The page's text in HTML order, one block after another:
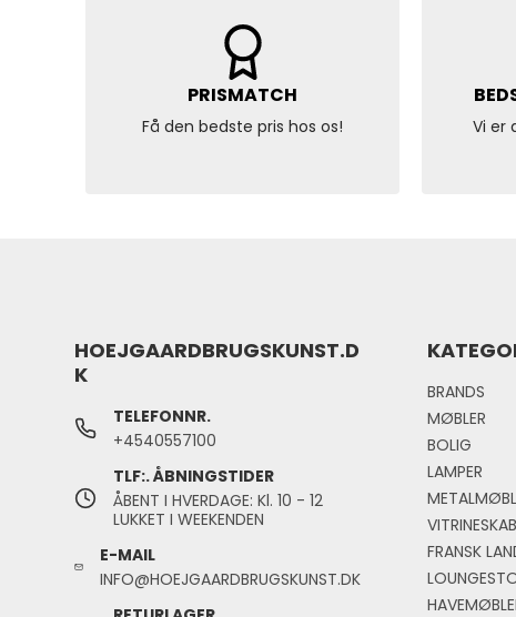
PRISMATCH
Få den bedste pris hos os! Vi er
HOEJGAARDBRUGSKUNST.D
K
TELEFONNR.
+4540557100
TLF:. ÅBNINGSTIDER
ÅBENT I HVERDAGE: Kl. 10 - 12
LUKKET I WEEKENDEN
E-MAIL
INFO@HOEJGAARDBRUGSKUNST.DK
BRANDS
MØBLER
BOLIG
LAMPER
FRANSK